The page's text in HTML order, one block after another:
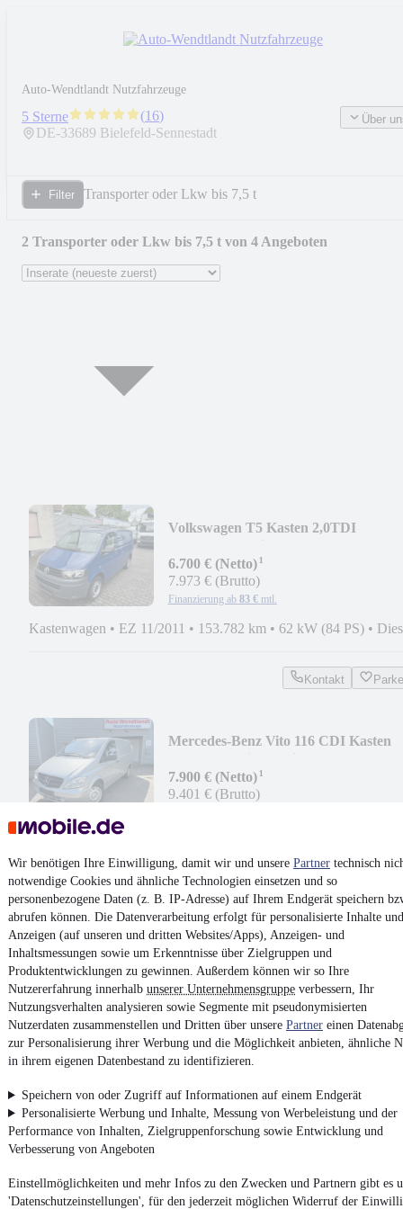
Wir benötigen Ihre Einwilligung, damit wir und unsere Partner technisch
notwendige Cookies und ähnliche Technologien einsetzen und so
personenbezogene Daten (z. B. IP-Adresse) auf Ihrem Endgerät speichern
abrufen können. Die Datenverarbeitung erfolgt für personalisierte Inhalte und
Anzeigen (auf unseren und dritten Websites/Apps), Anzeigen- und
Inhaltsmessungen sowie um Erkenntnisse über Zielgruppen und
Produktentwicklungen zu gewinnen. Außerdem können wir so Ihre
Nutzererfahrung innerhalb unserer Unternehmensgruppe verbessern, Ihr
Nutzungsverhalten analysieren sowie Segmente mit pseudonymisierten
Nutzerdaten zusammenstellen und Dritten über unsere Partner einen
zur Personalisierung ihrer Werbung und die Möglichkeit anbieten, ähnliche
in ihrem eigenen Datenbestand zu identifizieren.
Speichern von oder Zugriff auf Informationen auf einem Endgerät
Personalisierte Werbung und Inhalte, Messung von Werbeleistung und der
Performance von Inhalten, Zielgruppenforschung sowie Entwicklung und
Verbesserung von Angeboten
Einstellmöglichkeiten und mehr Infos zu den Zwecken und Partnern gibt es
'Datenschutzeinstellungen', für den jederzeit möglichen Widerruf der
Auto-Wendtlandt Nutzfahrzeuge
5 Sterne (16)
DE-33689 Bielefeld-Sennestadt
Über
Filter Transporter oder Lkw bis 7,5 t
2 Transporter oder Lkw bis 7,5 t von 4 Angeboten
Volkswagen T5 Kasten 2,0TDI
6.700 € (Netto)¹
7.973 € (Brutto)
Finanzierung ab 83 € mtl.
Kastenwagen • EZ 11/2011 • 153.782 km • 62 kW (84 PS) •
Kontakt
Mercedes-Benz Vito 116 CDI Kasten
7.900 € (Netto)¹
9.401 € (Brutto)
Diesel
Kontakt
¹MwSt. ausweisbar
4.6 Sterne
Nutze mobile.de schnell und einfach
Impressum
AGB
Vertrag widerrufen